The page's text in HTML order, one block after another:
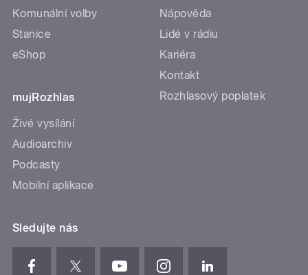
Komunální volby
Stanice
eShop
mujRozhlas
Živé vysílání
Audioarchiv
Podcasty
Mobilní aplikace
Nápověda
Lidé v rádiu
Kariéra
Kontakt
Rozhlasový poplatek
Sledujte nás